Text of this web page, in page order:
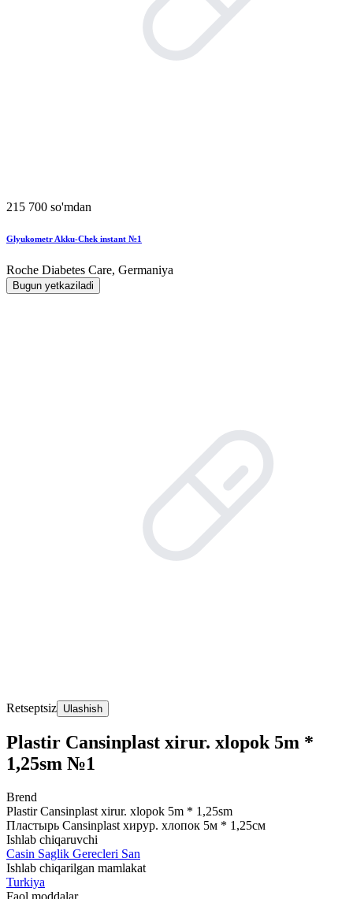
215 700 so'mdan
Glyukometr Akku-Chek instant №1
Roche Diabetes Care, Germaniya
Bugun yetkaziladi
Retseptsiz Ulashish
Plastir Cansinplast xirur. xlopok 5m *
1,25sm №1
Brend
Plastir Cansinplast xirur. xlopok 5m * 1,25sm
Пластырь Cansinplast хирур. хлопок 5м * 1,25см
Ishlab chiqaruvchi
Casin Saglik Gerecleri San
Ishlab chiqarilgan mamlakat
Turkiya